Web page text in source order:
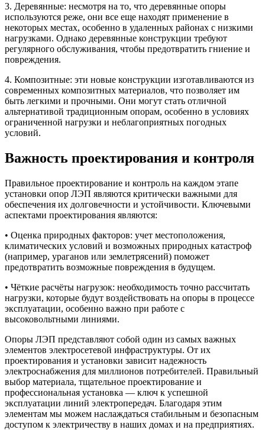
3. Деревянные: несмотря на то, что деревянные опоры
используются реже, они все еще находят применение в
некоторых местах, особенно в удаленных районах с низкими
нагрузками. Однако деревянные конструкции требуют
регулярного обслуживания, чтобы предотвратить гниение и
повреждения.
4. Композитные: эти новые конструкции изготавливаются из
современных композитных материалов, что позволяет им
быть легкими и прочными. Они могут стать отличной
альтернативой традиционным опорам, особенно в условиях
ограниченной нагрузки и неблагоприятных погодных
условий.
Важность проектирования и контроля
Правильное проектирование и контроль на каждом этапе
установки опор ЛЭП являются критически важными для
обеспечения их долговечности и устойчивости. Ключевыми
аспектами проектирования являются:
• Оценка природных факторов: учет местоположения,
климатических условий и возможных природных катастроф
(например, ураганов или землетрясений) поможет
предотвратить возможные повреждения в будущем.
• Чёткие расчёты нагрузок: необходимость точно рассчитать
нагрузки, которые будут воздействовать на опоры в процессе
эксплуатации, особенно важно при работе с
высоковольтными линиями.
Опоры ЛЭП представляют собой один из самых важных
элементов электросетевой инфраструктуры. От их
проектирования и установки зависит надежность
электроснабжения для миллионов потребителей. Правильный
выбор материала, тщательное проектирование и
профессиональная установка — ключ к успешной
эксплуатации линий электропередач. Благодаря этим
элементам мы можем наслаждаться стабильным и безопасным
доступом к электричеству в наших домах и на предприятиях.